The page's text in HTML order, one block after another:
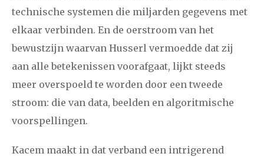
technische systemen die miljarden gegevens met
elkaar verbinden. En de oerstroom van het
bewustzijn waarvan Husserl vermoedde dat zij
aan alle betekenissen voorafgaat, lijkt steeds
meer overspoeld te worden door een tweede
stroom: die van data, beelden en algoritmische
voorspellingen.
Kacem maakt in dat verband een intrigerend